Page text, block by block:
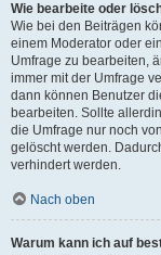
Wie bearbeite oder
Wie bei den Beiträgen
einem Moderator oder
Umfrage zu bearbeiten,
immer mit der Umfrage
dann können Benutzer
bearbeiten. Sollte
die Umfrage nur noch
gelöscht werden.
verhindert werden.
Nach oben
Warum kann ich auf